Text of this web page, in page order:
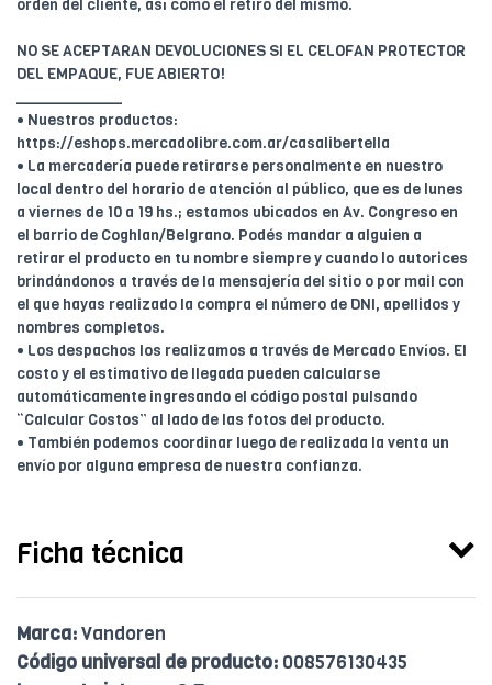
orden del cliente, así como el retiro del mismo.
NO SE ACEPTARAN DEVOLUCIONES SI EL CELOFAN PROTECTOR
DEL EMPAQUE, FUE ABIERTO!
____________
• Nuestros productos:
https://eshops.mercadolibre.com.ar/casalibertella
• La mercadería puede retirarse personalmente en nuestro
local dentro del horario de atención al público, que es de lunes
a viernes de 10 a 19 hs.; estamos ubicados en Av. Congreso en
el barrio de Coghlan/Belgrano. Podés mandar a alguien a
retirar el producto en tu nombre siempre y cuando lo autorices
brindándonos a través de la mensajería del sitio o por mail con
el que hayas realizado la compra el número de DNI, apellidos y
nombres completos.
• Los despachos los realizamos a través de Mercado Envíos. El
costo y el estimativo de llegada pueden calcularse
automáticamente ingresando el código postal pulsando
“Calcular Costos” al lado de las fotos del producto.
• También podemos coordinar luego de realizada la venta un
envío por alguna empresa de nuestra confianza.
Ficha técnica
Marca:Vandoren
Código universal de producto: 008576130435